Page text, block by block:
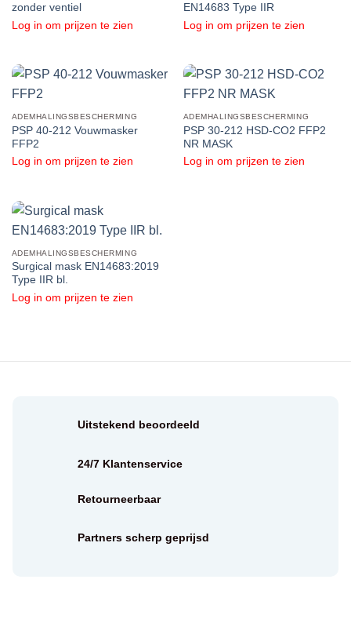
zonder ventiel
Log in om prijzen te zien
EN14683 Type IIR
Log in om prijzen te zien
ADEMHALINGSBESCHERMING
PSP 40-212 Vouwmasker
FFP2
Log in om prijzen te zien
ADEMHALINGSBESCHERMING
PSP 30-212 HSD-CO2 FFP2
NR MASK
Log in om prijzen te zien
ADEMHALINGSBESCHERMING
Surgical mask EN14683:2019
Type IIR bl.
Log in om prijzen te zien
Uitstekend beoordeeld
24/7 Klantenservice
Retourneerbaar
Partners scherp geprijsd